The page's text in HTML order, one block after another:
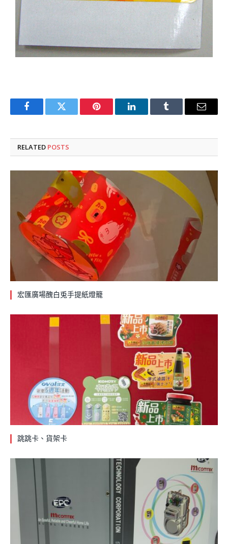
FacebookTwitter Pinterest LinkedInTumblr Email
RELATED POSTS
宏匯廣場醜白兎手提紙燈籠
跳跳卡、貨架卡